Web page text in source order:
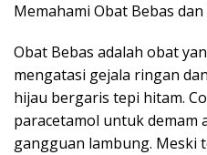
Memahami Obat Bebas
Obat Bebas adalah obat
mengatasi gejala ringan
hijau bergaris tepi hitam.
paracetamol untuk demam
gangguan lambung. Meski